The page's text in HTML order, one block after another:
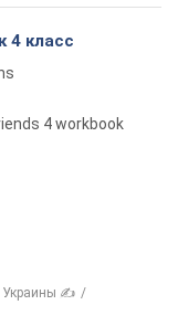
4 класс
4 workbook
Украины ✍